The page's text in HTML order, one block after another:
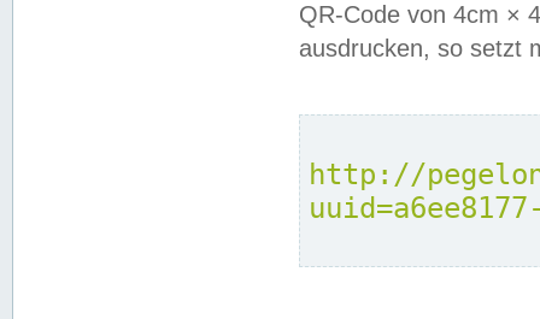
QR-Code von 4cm ×
ausdrucken, so setzt
http://